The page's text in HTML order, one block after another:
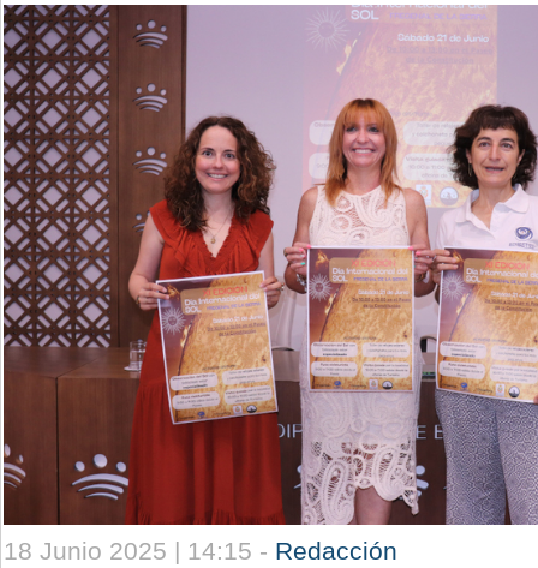
18 Junio 2025 | 14:15 - Redacción